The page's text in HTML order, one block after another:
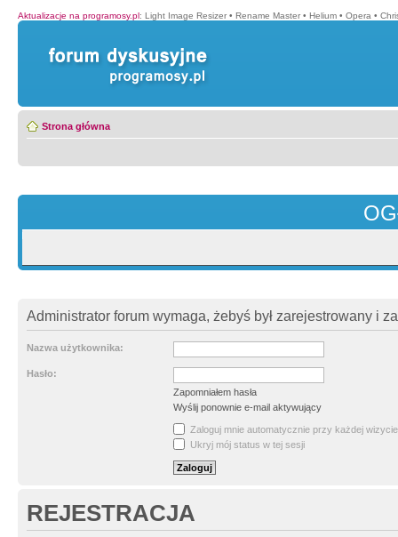
Aktualizacje na programosy.pl: Light Image Resizer • Rename Master • Helium • Opera •
Strona główna
Administrator forum wymaga, żebyś był zarejestrowany i
Nazwa użytkownika:
Hasło:
Zapomniałem hasła
Wyślij ponownie e-mail aktywujący
Zaloguj mnie automatycznie przy każdej wizycie
Ukryj mój status w tej sesji
REJESTRACJA